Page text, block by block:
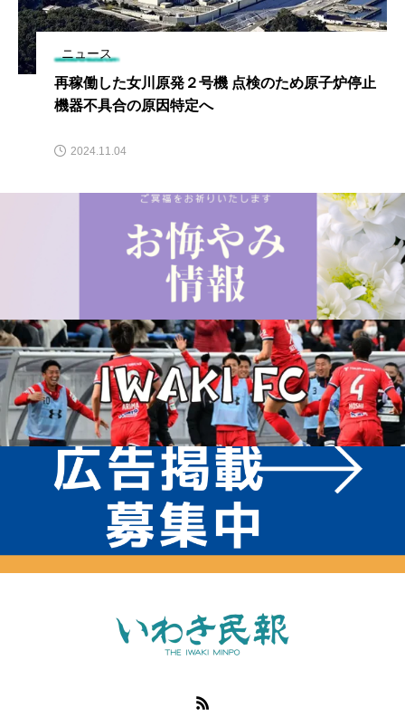
ニュース
再稼働した女川原発２号機 点検のため原子炉停止
機器不具合の原因特定へ
2024.11.04